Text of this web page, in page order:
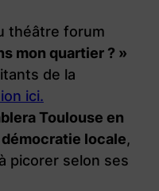
théâtre forum
mon quartier ? »
de la
ici.
Toulouse en
locale,
picorer selon ses